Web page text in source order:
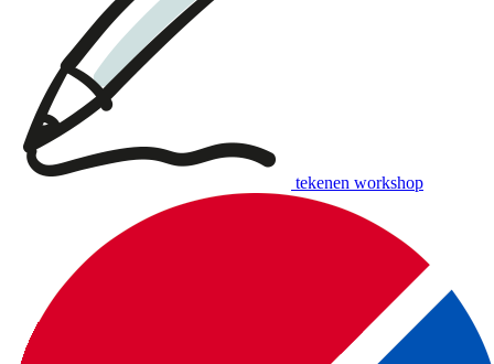
English print |Dutch print
Examples of creative workshops up to €110:
tekenen workshop